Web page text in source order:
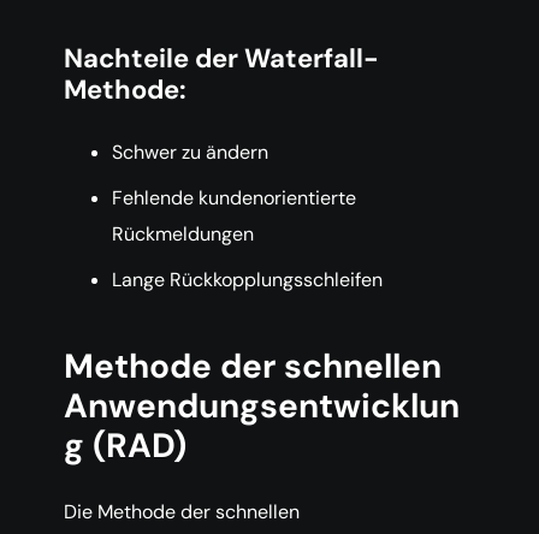
Nachteile der Waterfall-
Methode:
Schwer zu ändern
Fehlende kundenorientierte
Rückmeldungen
Lange Rückkopplungsschleifen
Methode der schnellen
Anwendungsentwicklun
g (RAD)
Die Methode der schnellen